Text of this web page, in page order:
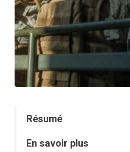
Résumé
En savoir plus